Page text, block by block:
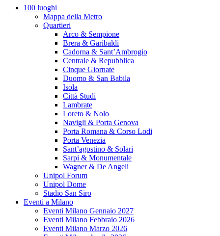
100 luoghi
Mappa della Metro
Quartieri
Arco & Sempione
Brera & Garibaldi
Cadorna & Sant’Ambrogio
Centrale & Repubblica
Cinque Giornate
Duomo & San Babila
Isola
Città Studi
Lambrate
Loreto & Nolo
Navigli & Porta Genova
Porta Romana & Corso Lodi
Porta Venezia
Sant’agostino & Solari
Sarpi & Monumentale
Wagner & De Angeli
Unipol Forum
Unipol Dome
Stadio San Siro
Eventi a Milano
Eventi Milano Gennaio 2027
Eventi Milano Febbraio 2026
Eventi Milano Marzo 2026